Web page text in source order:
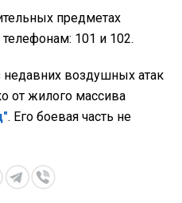
предметах
101 и 102.
воздушных атак
от жилого массива
. Его боевая часть не